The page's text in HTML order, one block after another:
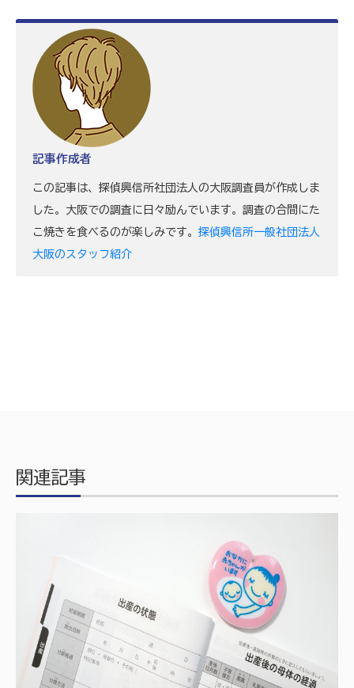
記事作成者
この記事は、探偵興信所社団法人の大阪調査員が作成しま
した。大阪での調査に日々励んでいます。調査の合間にた
こ焼きを食べるのが楽しみです。 探偵興信所一般社団法人
大阪のスタッフ紹介
関連記事